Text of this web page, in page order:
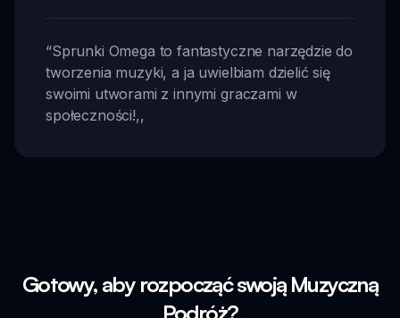
“Sprunki Omega to fantastyczne narzędzie do
tworzenia muzyki, a ja uwielbiam dzielić się
swoimi utworami z innymi graczami w
społeczności!,,
Gotowy, aby rozpocząć swoją Muzyczną